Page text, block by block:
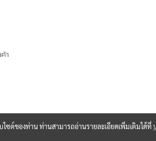
า
ซต์ของท่าน ท่านสามารถอ่านรายละเอียดเพิ่มเติมได้ที่